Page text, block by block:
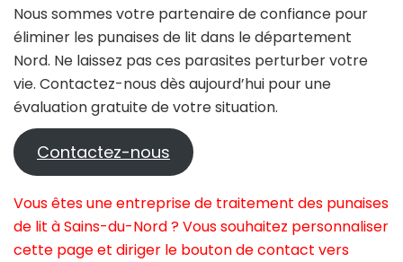
Nous sommes votre partenaire de confiance pour
éliminer les punaises de lit dans le département
Nord. Ne laissez pas ces parasites perturber votre
vie. Contactez-nous dès aujourd’hui pour une
évaluation gratuite de votre situation.
Contactez-nous
Vous êtes une entreprise de traitement des punaises
de lit à Sains-du-Nord ? Vous souhaitez personnaliser
cette page et diriger le bouton de contact vers